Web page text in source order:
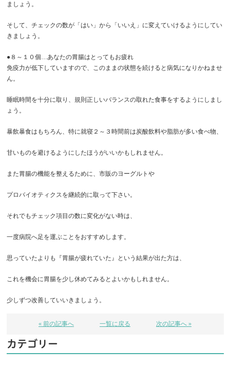
ましょう。
そして、チェックの数が「はい」から「いいえ」に変えていけるようにしてい
きましょう。
●８～１０個…あなたの胃腸はとってもお疲れ
免疫力が低下していますので、このままの状態を続けると病気になりかねませ
ん。
睡眠時間を十分に取り、規則正しいバランスの取れた食事をするようにしまし
ょう。
暴飲暴食はもちろん、特に就寝２～３時間前は炭酸飲料や脂肪が多い食べ物、
甘いものを避けるようにしたほうがいいかもしれません。
また胃腸の機能を整えるために、市販のヨーグルトや
プロバイオティクスを継続的に取って下さい。
それでもチェック項目の数に変化がない時は、
一度病院へ足を運ぶことをおすすめします。
思っていたよりも『胃腸が疲れていた』という結果が出た方は、
これを機会に胃腸を少し休めてみるとよいかもしれません。
少しずつ改善していいきましょう。
« 前の記事へ 一覧に戻る 次の記事へ »
カテゴリー